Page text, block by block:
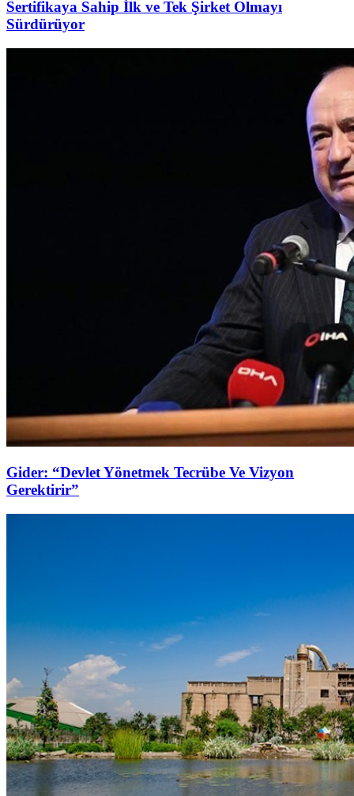
Sertifikaya Sahip İlk ve Tek Şirket Olmayı
Sürdürüyor
Gider: “Devlet Yönetmek Tecrübe Ve Vizyon
Gerektirir”